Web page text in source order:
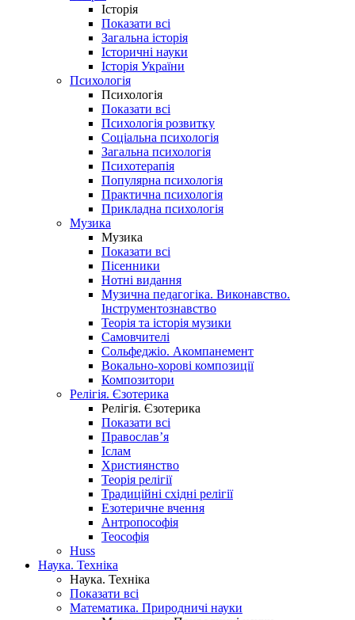
Історія
Показати всі
Загальна історія
Історичні науки
Історія України
Психологія
Психологія
Показати всі
Психологія розвитку
Соціальна психологія
Загальна психологія
Психотерапія
Популярна психологія
Практична психологія
Прикладна психологія
Музика
Музика
Показати всі
Пісенники
Нотні видання
Музична педагогіка. Виконавство.
Інструментознавство
Теорія та історія музики
Самовчителі
Сольфеджіо. Акомпанемент
Вокально-хорові композиції
Композитори
Релігія. Єзотерика
Релігія. Єзотерика
Показати всі
Православ’я
Іслам
Християнство
Теорія релігії
Традиційні східні релігії
Езотеричне вчення
Антропософія
Теософія
Huss
Наука. Техніка
Наука. Техніка
Показати всі
Математика. Природничі науки